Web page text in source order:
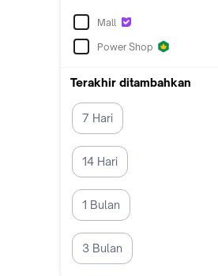
Mall
Power Shop
Terakhir ditambahkan
7 Hari
14 Hari
1 Bulan
3 Bulan